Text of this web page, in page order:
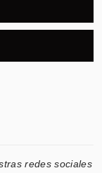
redes sociales